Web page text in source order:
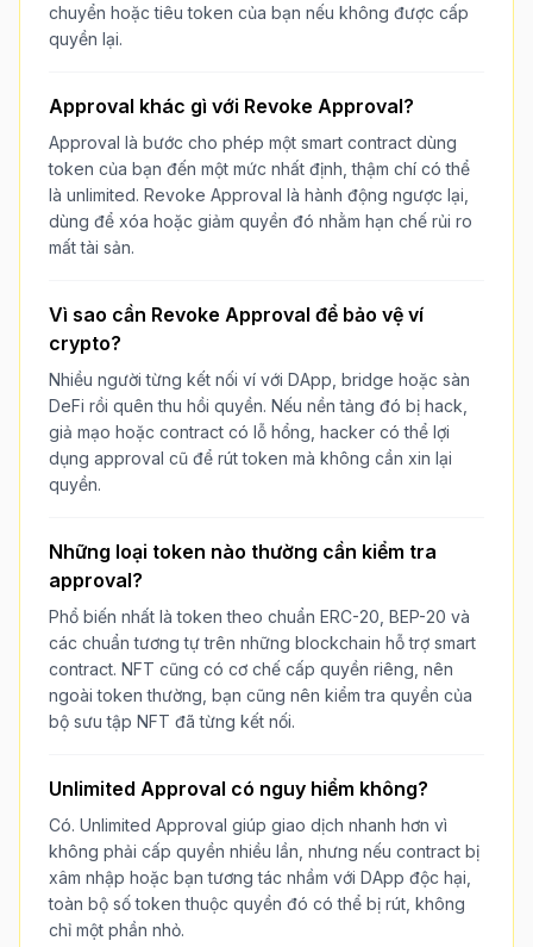
chuyển hoặc tiêu token của bạn nếu không được cấp
quyền lại.
Approval khác gì với Revoke Approval?
Approval là bước cho phép một smart contract dùng
token của bạn đến một mức nhất định, thậm chí có thể
là unlimited. Revoke Approval là hành động ngược lại,
dùng để xóa hoặc giảm quyền đó nhằm hạn chế rủi ro
mất tài sản.
Vì sao cần Revoke Approval để bảo vệ ví
crypto?
Nhiều người từng kết nối ví với DApp, bridge hoặc sàn
DeFi rồi quên thu hồi quyền. Nếu nền tảng đó bị hack,
giả mạo hoặc contract có lỗ hổng, hacker có thể lợi
dụng approval cũ để rút token mà không cần xin lại
quyền.
Những loại token nào thường cần kiểm tra
approval?
Phổ biến nhất là token theo chuẩn ERC-20, BEP-20 và
các chuẩn tương tự trên những blockchain hỗ trợ smart
contract. NFT cũng có cơ chế cấp quyền riêng, nên
ngoài token thường, bạn cũng nên kiểm tra quyền của
bộ sưu tập NFT đã từng kết nối.
Unlimited Approval có nguy hiểm không?
Có. Unlimited Approval giúp giao dịch nhanh hơn vì
không phải cấp quyền nhiều lần, nhưng nếu contract bị
xâm nhập hoặc bạn tương tác nhầm với DApp độc hại,
toàn bộ số token thuộc quyền đó có thể bị rút, không
chỉ một phần nhỏ.